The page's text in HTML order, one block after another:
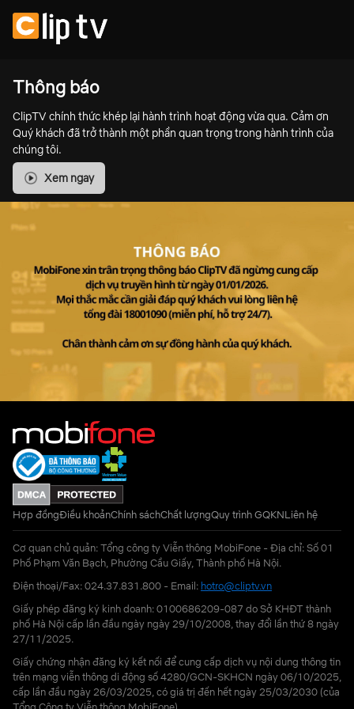
Thông báo
ClipTV chính thức khép lại hành trình hoạt động vừa qua. Cảm ơn
Quý khách đã trở thành một phần quan trọng trong hành trình của
chúng tôi.
Xem ngay
Hợp đồngĐiều khoảnChính sáchChất lượngQuy trình GQKNLiên hệ
Cơ quan chủ quản: Tổng công ty Viễn thông MobiFone - Địa chỉ: Số 01
Phố Phạm Văn Bạch, Phường Cầu Giấy, Thành phố Hà Nội.
Điện thoại/Fax: 024.37.831.800 - Email: hotro@cliptv.vn
Giấy phép đăng ký kinh doanh: 0100686209-087 do Sở KHĐT thành
phố Hà Nội cấp lần đầu ngày ngày 29/10/2008, thay đổi lần thứ 8 ngày
27/11/2025.
Giấy chứng nhận đăng ký kết nối để cung cấp dịch vụ nội dung thông tin
trên mạng viễn thông di động số 4280/GCN-SKHCN ngày 06/10/2025,
cấp lần đầu ngày 26/03/2025, có giá trị đến hết ngày 25/03/2030 (của